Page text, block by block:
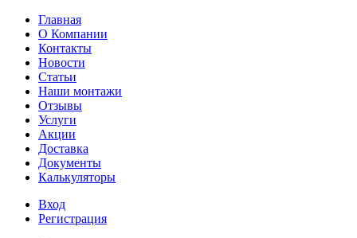
Главная
О Компании
Контакты
Новости
Статьи
Наши монтажи
Отзывы
Услуги
Акции
Доставка
Документы
Калькуляторы
Вход
Регистрация